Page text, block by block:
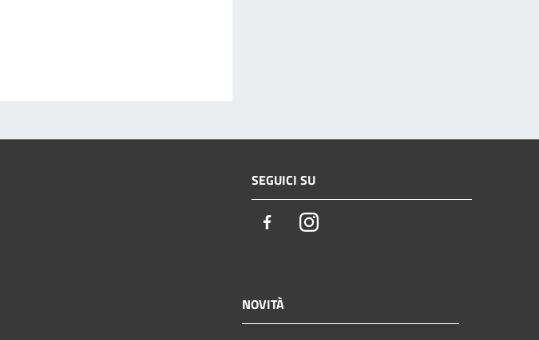
SEGUICI SU
FacebookInstagram
NOVITÀ